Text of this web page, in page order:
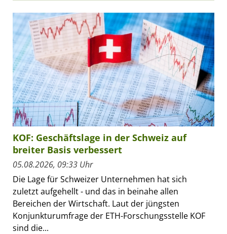
KOF: Geschäftslage in der Schweiz auf
breiter Basis verbessert
05.08.2026, 09:33 Uhr
Die Lage für Schweizer Unternehmen hat sich
zuletzt aufgehellt - und das in beinahe allen
Bereichen der Wirtschaft. Laut der jüngsten
Konjunkturumfrage der ETH-Forschungsstelle KOF
sind die...